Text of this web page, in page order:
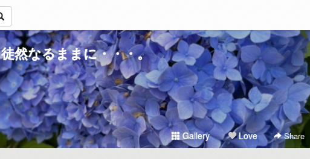
徒然なるままに・・・。
Gallery Love Share